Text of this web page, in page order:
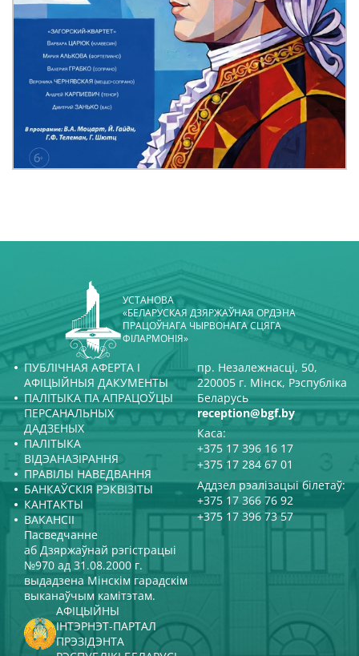
УСТАНОВА
«БЕЛАРУСКАЯ ДЗЯРЖАЎНАЯ ОРДЭНА
ПРАЦОЎНАГА ЧЫРВОНАГА СЦЯГА
ФІЛАРМОНІЯ»
ПУБЛІЧНАЯ АФЕРТА І
АФІЦЫЙНЫЯ ДАКУМЕНТЫ
ПАЛІТЫКА ПА АПРАЦОЎЦЫ
ПЕРСАНАЛЬНЫХ
ДАДЗЕНЫХ
ПАЛІТЫКА
ВІДЭАНАЗІРАННЯ
ПРАВІЛЫ НАВЕДВАННЯ
БАНКАЎСКІЯ РЭКВІЗІТЫ
КАНТАКТЫ
ВАКАНСІІ
пр. Незалежнасці, 50,
220005 г. Мінск, Рэспубліка
Беларусь
reception@bgf.by
Каса:
+375 17 396 16 17
+375 17 284 67 01
Аддзел рэалізацыі білетаў:
+375 17 366 76 92
+375 17 396 73 57
Пасведчанне
аб Дзяржаўнай рэгістрацыі
№970 ад 31.08.2000 г.
выдадзена Мінскім гарадскім
выканаўчым камітэтам.
АФІЦЫЙНЫ
ІНТЭРНЭТ-ПАРТАЛ
ПРЭЗІДЭНТА